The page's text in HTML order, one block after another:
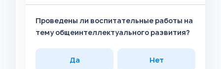
Проведены ли воспитательные работы на
тему общеинтеллектуального развития?
Да Нет